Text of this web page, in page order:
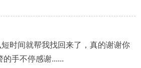
时间就帮我找回来了，真的谢谢你
手不停感谢......